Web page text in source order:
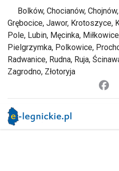
Bolków, Chocianów, Chojnów,
Grębocice, Jawor, Krotoszyce,
Pole, Lubin, Męcinka,
Pielgrzymka, Polkowice,
Radwanice, Rudna, Ruja,
Zagrodno, Złotoryja